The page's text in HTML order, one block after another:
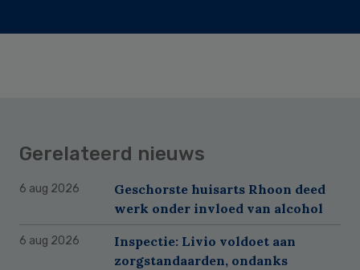
Gerelateerd nieuws
6 aug 2026
Geschorste huisarts Rhoon deed
werk onder invloed van alcohol
6 aug 2026
Inspectie: Livio voldoet aan
zorgstandaarden, ondanks